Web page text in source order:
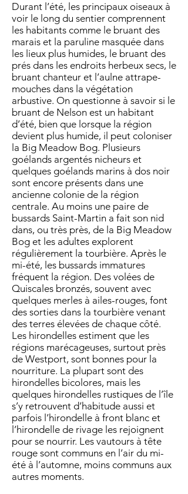
Durant l’été, les principaux oiseaux à
voir le long du sentier comprennent
les habitants comme le bruant des
marais et la paruline masquée dans
les lieux plus humides, le bruant des
prés dans les endroits herbeux secs, le
bruant chanteur et l’aulne attrape-
mouches dans la végétation
arbustive. On questionne à savoir si le
bruant de Nelson est un habitant
d’été, bien que lorsque la région
devient plus humide, il peut coloniser
la Big Meadow Bog. Plusieurs
goélands argentés nicheurs et
quelques goélands marins à dos noir
sont encore présents dans une
ancienne colonie de la région
centrale. Au moins une paire de
bussards Saint-Martin a fait son nid
dans, ou très près, de la Big Meadow
Bog et les adultes explorent
régulièrement la tourbière. Après le
mi-été, les bussards immatures
fréquent la région. Des volées de
Quiscales bronzés, souvent avec
quelques merles à ailes-rouges, font
des sorties dans la tourbière venant
des terres élevées de chaque côté.
Les hirondelles estiment que les
régions marécageuses, surtout près
de Westport, sont bonnes pour la
nourriture. La plupart sont des
hirondelles bicolores, mais les
quelques hirondelles rustiques de l’île
s’y retrouvent d’habitude aussi et
parfois l’hirondelle à front blanc et
l’hirondelle de rivage les rejoignent
pour se nourrir. Les vautours à tête
rouge sont communs en l’air du mi-
été à l’automne, moins communs aux
autres moments.